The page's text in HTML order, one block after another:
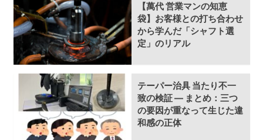
【萬代 営業マンの知恵
袋】お客様との打ち合わせ
から学んだ「シャフト選
定」のリアル
テーパー治具 当たり不一
致の検証 ― まとめ：三つ
の要因が重なって生じた違
和感の正体